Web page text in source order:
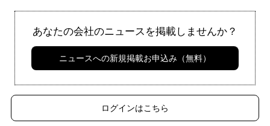
あなたの会社のニュースを掲載しませんか？
ニュースへの新規掲載お申込み（無料）
ログインはこちら